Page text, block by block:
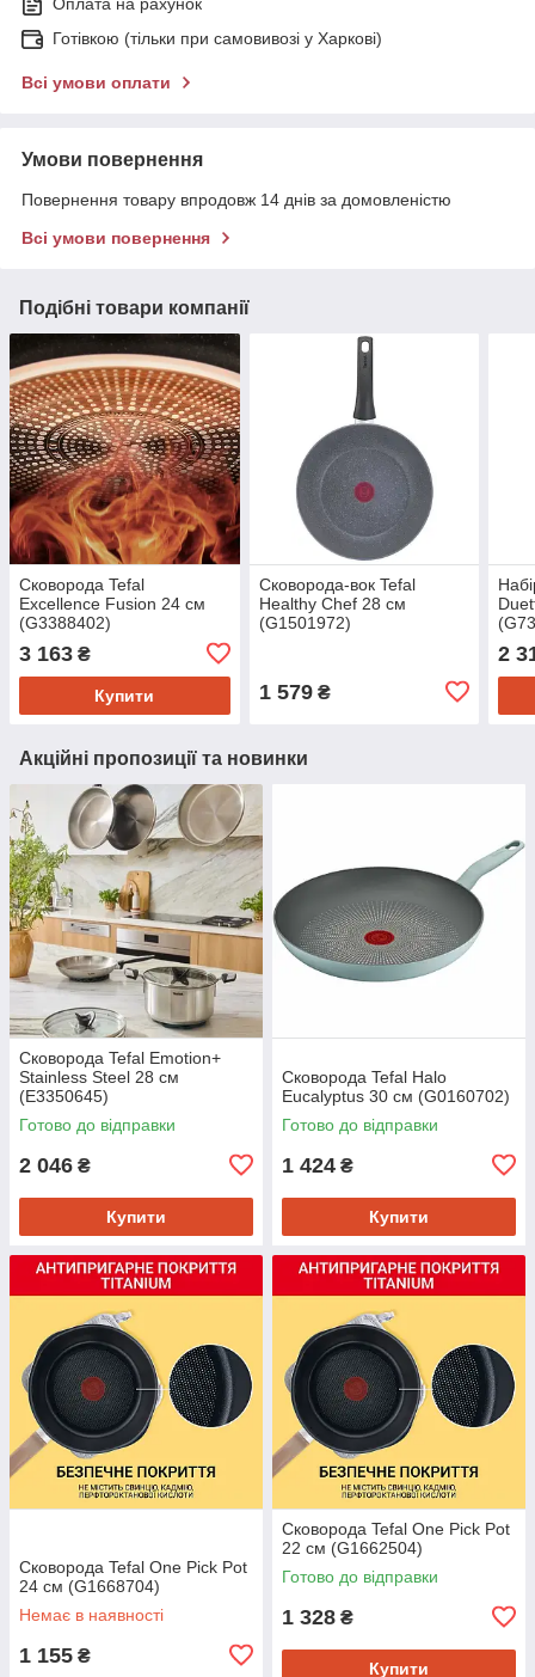
Оплата на рахунок
Готівкою (тільки при самовивозі у Харкові)
Всі умови оплати
Умови повернення
Повернення товару впродовж 14 днів за домовленістю
Всі умови повернення
Подібні товари компанії
Сковорода Tefal
Excellence Fusion 24 см
(G3388402)
3 163 ₴
Купити
Сковорода-вок Tefal
Healthy Chef 28 см
(G1501972)
1 579₴
2
Акційні пропозиції та новинки
Сковорода Tefal Emotion+
Stainless Steel 28 см
(E3350645)
Готово до відправки
2 046 ₴
Купити
Сковорода Tefal Halo
Eucalyptus 30 см (G0160702)
Готово до відправки
1 424 ₴
Купити
Сковорода Tefal One Pick Pot
24 см (G1668704)
Немає в наявності
1 155 ₴
Сковорода Tefal One Pick Pot
22 см (G1662504)
Готово до відправки
1 328 ₴
Купити